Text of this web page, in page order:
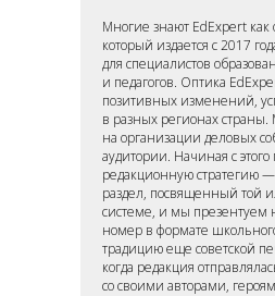
Многие знают EdExpert
который издается с 2017
для специалистов
и педагогов. Оптика
позитивных изменений,
в разных регионах
на организации деловых
аудитории. Начиная с
редакционную стратегию
раздел, посвященный той
системе, и мы
номер в формате
традицию еще советской
когда редакция
со своими авторами,